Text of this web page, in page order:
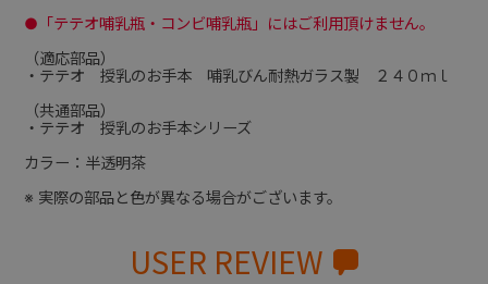
●「テテオ哺乳瓶・コンビ哺乳瓶」にはご利用頂けません。
（適応部品）
・テテオ 授乳のお手本 哺乳びん耐熱ガラス製 ２４０ｍｌ
（共通部品）
・テテオ 授乳のお手本シリーズ
カラー：半透明茶
※ 実際の部品と色が異なる場合がございます。
USER REVIEW